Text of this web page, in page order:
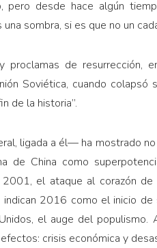
pero desde hace algún
sombra, si es que no un
de resurrección,
Soviética, cuando colapsó
de la historia”.
ligada a él— ha mostrado
de China como
el ataque al corazón
2016 como el inicio de
el auge del
crisis económica y